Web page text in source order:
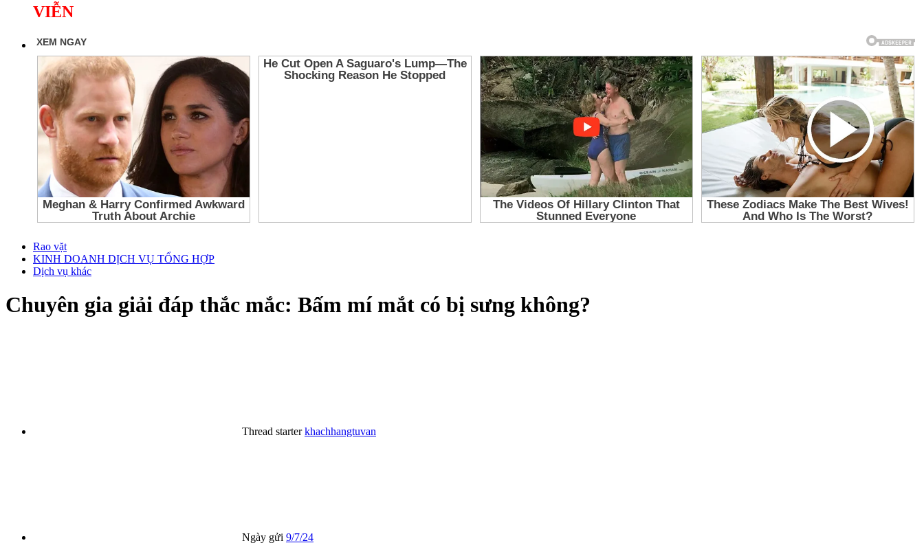
VIỄN
Rao vặt
KINH DOANH DỊCH VỤ TỔNG HỢP
Dịch vụ khác
Chuyên gia giải đáp thắc mắc: Bấm mí mắt có bị sưng không?
Thread starter khachhangtuvan
Ngày gửi 9/7/24